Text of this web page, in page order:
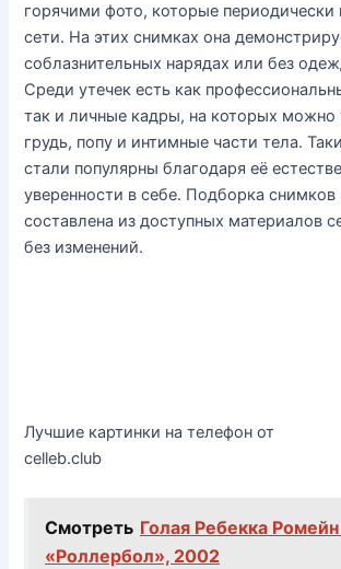
горячими фото, которые периодически
сети. На этих снимках она
соблазнительных нарядах или без
Среди утечек есть как
так и личные кадры, на которых можно
грудь, попу и интимные части тела.
стали популярны благодаря её
уверенности в себе. Подборка
составлена из доступных материалов
без изменений.
Лучшие картинки на телефон от
celleb.club
Смотреть Голая Ребекка
«Роллербол», 2002